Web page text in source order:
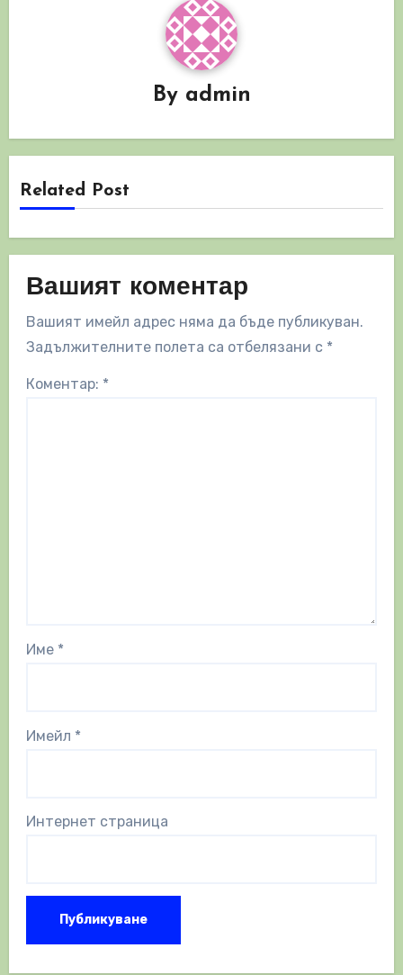
By admin
Related Post
Вашият коментар
Вашият имейл адрес няма да бъде публикуван.
Задължителните полета са отбелязани с *
Коментар: *
Име *
Имейл *
Интернет страница